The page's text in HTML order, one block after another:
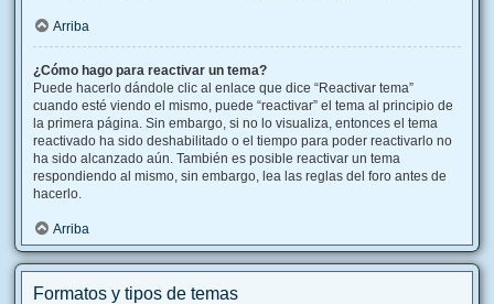
Arriba
¿Cómo hago para reactivar un tema?
Puede hacerlo dándole clic al enlace que dice “Reactivar tema”
cuando esté viendo el mismo, puede “reactivar” el tema al principio de
la primera página. Sin embargo, si no lo visualiza, entonces el tema
reactivado ha sido deshabilitado o el tiempo para poder reactivarlo no
ha sido alcanzado aún. También es posible reactivar un tema
respondiendo al mismo, sin embargo, lea las reglas del foro antes de
hacerlo.
Arriba
Formatos y tipos de temas